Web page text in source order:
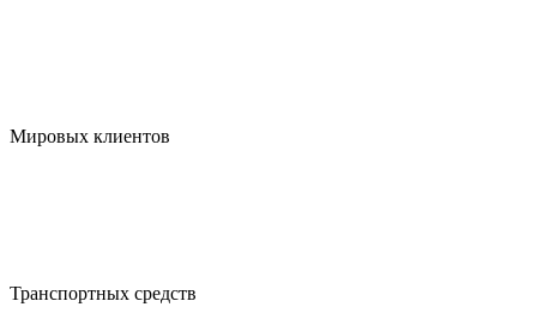
Мировых клиентов
Транспортных средств